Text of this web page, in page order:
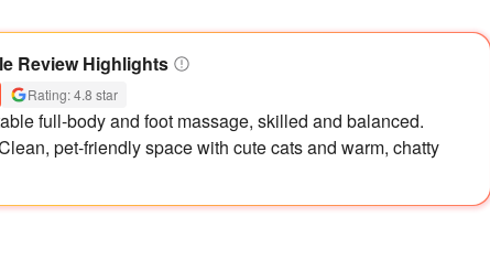
Review Highlights
Rating: 4.8 star
full-body and foot massage, skilled and balanced.
pet-friendly space with cute cats and warm, chatty